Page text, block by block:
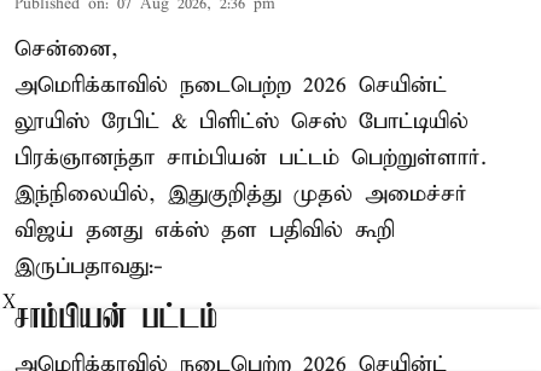
சென்னை,
அமெரிக்காவில் நடைபெற்ற 2026 செயின்ட்
லூயிஸ் ரேபிட் & பிளிட்ஸ் செஸ் போட்டியில்
பிரக்ஞானந்தா சாம்பியன் பட்டம் பெற்றுள்ளார்.
இந்நிலையில், இதுகுறித்து முதல் அமைச்சர்
விஜய் தனது எக்ஸ் தள பதிவில் கூறி
இருப்பதாவது:-
சாம்பியன் பட்டம்
அமெரிக்காவில் நடைபெற்ற 2026 செயின்ட்
X